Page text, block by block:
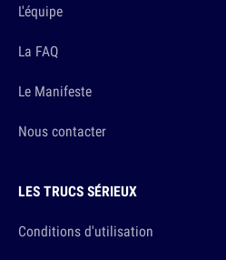
L'équipe
La FAQ
Le Manifeste
Nous contacter
LES TRUCS SÉRIEUX
Conditions d'utilisation